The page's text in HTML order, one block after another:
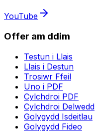
YouTube
Offer am ddim
Testun i Llais
Llais i Destun
Trosiwr Ffeil
Uno i PDF
Cylchdroi PDF
Cylchdroi Delwedd
Golygydd Isdeitlau
Golygydd Fideo